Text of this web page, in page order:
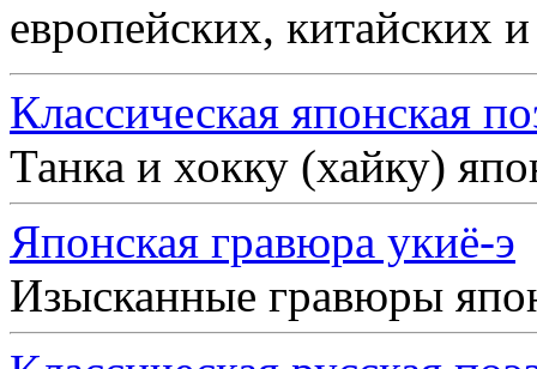
европейских, китайских
Классическая японская
Танка и хокку (хайку)
Японская гравюра укиё-э
Изысканные гравюры